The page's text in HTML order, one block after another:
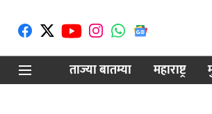
ताज्या बातम्या
महाराष्ट्र